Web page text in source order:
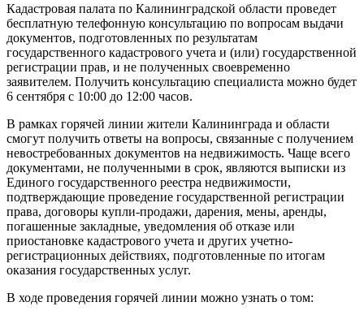
Кадастровая палата по Калининградской области проведет
бесплатную телефонную консультацию по вопросам выдачи
документов, подготовленных по результатам
государственного кадастрового учета и (или) государственной
регистрации прав, и не полученных своевременно
заявителем. Получить консультацию специалиста можно будет
6 сентября с 10:00 до 12:00 часов.
В рамках горячей линии жители Калининграда и области
смогут получить ответы на вопросы, связанные с получением
невостребованных документов на недвижимость. Чаще всего
документами, не полученными в срок, являются выписки из
Единого государственного реестра недвижимости,
подтверждающие проведение государственной регистрации
права, договоры купли-продажи, дарения, мены, аренды,
погашенные закладные, уведомления об отказе или
приостановке кадастрового учета и других учетно-
регистрационных действиях, подготовленные по итогам
оказания государственных услуг.
В ходе проведения горячей линии можно узнать о том: